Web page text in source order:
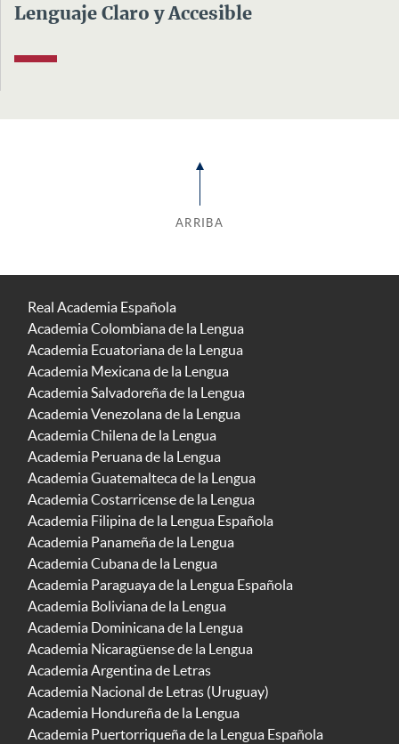
Lenguaje Claro y Accesible
ARRIBA
Real Academia Española
Academia Colombiana de la Lengua
Academia Ecuatoriana de la Lengua
Academia Mexicana de la Lengua
Academia Salvadoreña de la Lengua
Academia Venezolana de la Lengua
Academia Chilena de la Lengua
Academia Peruana de la Lengua
Academia Guatemalteca de la Lengua
Academia Costarricense de la Lengua
Academia Filipina de la Lengua Española
Academia Panameña de la Lengua
Academia Cubana de la Lengua
Academia Paraguaya de la Lengua Española
Academia Boliviana de la Lengua
Academia Dominicana de la Lengua
Academia Nicaragüense de la Lengua
Academia Argentina de Letras
Academia Nacional de Letras (Uruguay)
Academia Hondureña de la Lengua
Academia Puertorriqueña de la Lengua Española